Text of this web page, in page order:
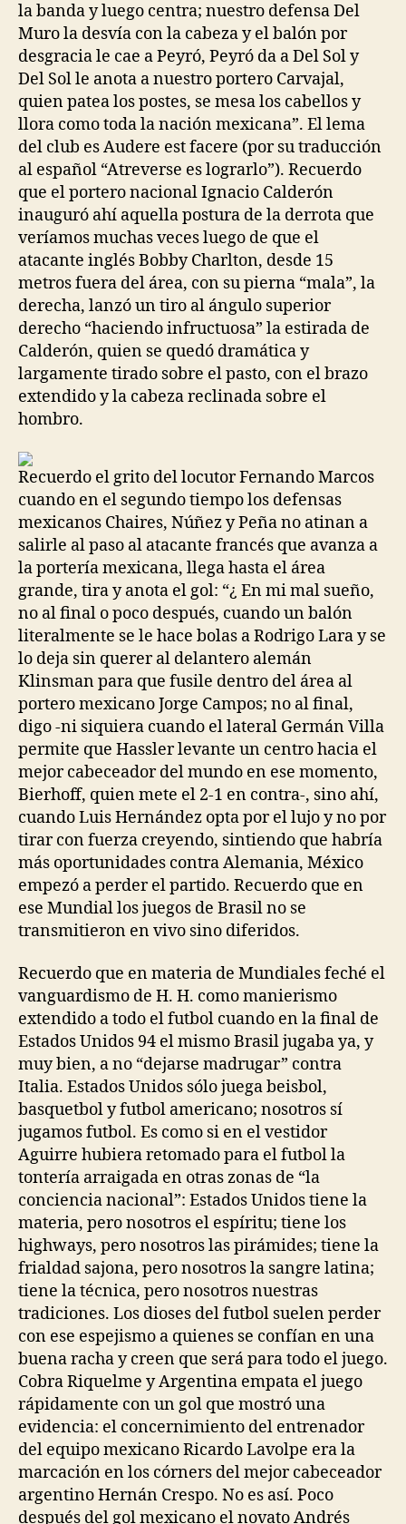
la banda y luego centra; nuestro defensa Del
Muro la desvía con la cabeza y el balón por
desgracia le cae a Peyró, Peyró da a Del Sol y
Del Sol le anota a nuestro portero Carvajal,
quien patea los postes, se mesa los cabellos y
llora como toda la nación mexicana”. El lema
del club es Audere est facere (por su traducción
al español “Atreverse es lograrlo”). Recuerdo
que el portero nacional Ignacio Calderón
inauguró ahí aquella postura de la derrota que
veríamos muchas veces luego de que el
atacante inglés Bobby Charlton, desde 15
metros fuera del área, con su pierna “mala”, la
derecha, lanzó un tiro al ángulo superior
derecho “haciendo infructuosa” la estirada de
Calderón, quien se quedó dramática y
largamente tirado sobre el pasto, con el brazo
extendido y la cabeza reclinada sobre el
hombro.
Recuerdo el grito del locutor Fernando Marcos
cuando en el segundo tiempo los defensas
mexicanos Chaires, Núñez y Peña no atinan a
salirle al paso al atacante francés que avanza a
la portería mexicana, llega hasta el área
grande, tira y anota el gol: “¿ En mi mal sueño,
no al final o poco después, cuando un balón
literalmente se le hace bolas a Rodrigo Lara y se
lo deja sin querer al delantero alemán
Klinsman para que fusile dentro del área al
portero mexicano Jorge Campos; no al final,
digo -ni siquiera cuando el lateral Germán Villa
permite que Hassler levante un centro hacia el
mejor cabeceador del mundo en ese momento,
Bierhoff, quien mete el 2-1 en contra-, sino ahí,
cuando Luis Hernández opta por el lujo y no por
tirar con fuerza creyendo, sintiendo que habría
más oportunidades contra Alemania, México
empezó a perder el partido. Recuerdo que en
ese Mundial los juegos de Brasil no se
transmitieron en vivo sino diferidos.
Recuerdo que en materia de Mundiales feché el
vanguardismo de H. H. como manierismo
extendido a todo el futbol cuando en la final de
Estados Unidos 94 el mismo Brasil jugaba ya, y
muy bien, a no “dejarse madrugar” contra
Italia. Estados Unidos sólo juega beisbol,
basquetbol y futbol americano; nosotros sí
jugamos futbol. Es como si en el vestidor
Aguirre hubiera retomado para el futbol la
tontería arraigada en otras zonas de “la
conciencia nacional”: Estados Unidos tiene la
materia, pero nosotros el espíritu; tiene los
highways, pero nosotros las pirámides; tiene la
frialdad sajona, pero nosotros la sangre latina;
tiene la técnica, pero nosotros nuestras
tradiciones. Los dioses del futbol suelen perder
con ese espejismo a quienes se confían en una
buena racha y creen que será para todo el juego.
Cobra Riquelme y Argentina empata el juego
rápidamente con un gol que mostró una
evidencia: el concernimiento del entrenador
del equipo mexicano Ricardo Lavolpe era la
marcación en los córners del mejor cabeceador
argentino Hernán Crespo. No es así. Poco
después del gol mexicano el novato Andrés